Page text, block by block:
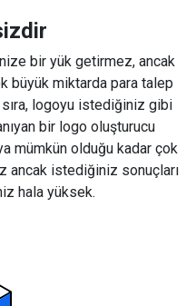
bir yük getirmez, ancak
büyük miktarda para talep
sıra, logoyu istediğiniz gibi
bir logo oluşturucu
mümkün olduğu kadar çok
ancak istediğiniz sonuçları
hala yüksek.